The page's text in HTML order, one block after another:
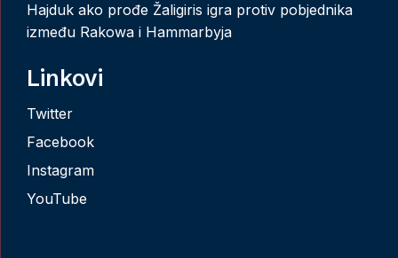
Hajduk ako prođe Žaligiris igra protiv pobjednika
između Rakowa i Hammarbyja
Linkovi
Twitter
Facebook
Instagram
YouTube